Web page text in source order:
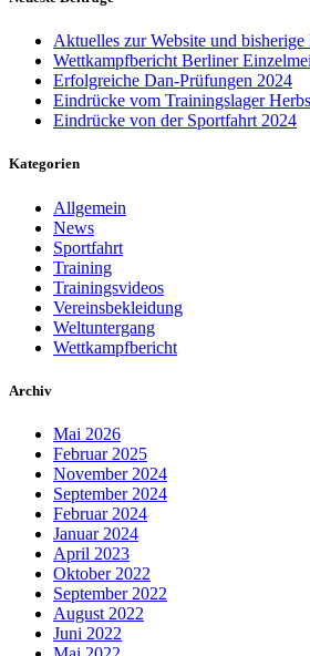
Aktuelles zur Website und
Wettkampfbericht Berliner
Erfolgreiche Dan-Prüfungen 2024
Eindrücke vom Trainingslager
Eindrücke von der Sportfahrt 2024
Kategorien
Allgemein
News
Sportfahrt
Training
Trainingsvideos
Vereinsbekleidung
Weltuntergang
Wettkampfbericht
Archiv
Mai 2026
Februar 2025
November 2024
September 2024
Februar 2024
Januar 2024
April 2023
Oktober 2022
September 2022
August 2022
Juni 2022